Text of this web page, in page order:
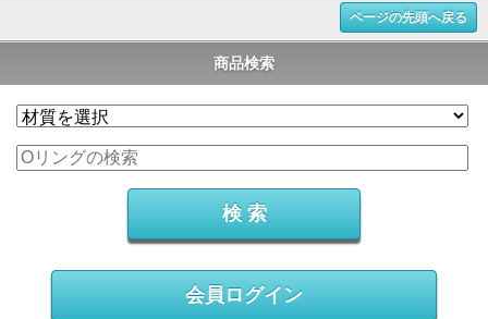
ページの先頭へ戻る
商品検索
会員ログイン